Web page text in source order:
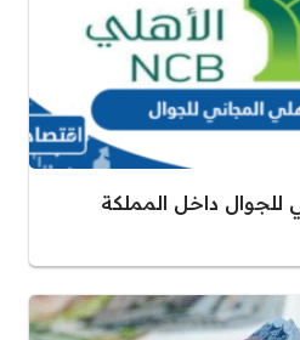
للجوال داخل المملكة